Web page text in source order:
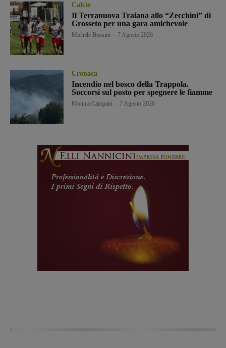
Calcio
Il Terranuova Traiana allo “Zecchini” di
Grosseto per una gara amichevole
Michele Bossini 7 Agosto 2026
Cronaca
Incendio nel bosco della Trappola.
Soccorsi sul posto per spegnere le fiamme
Monica Campani 7 Agosto 2026